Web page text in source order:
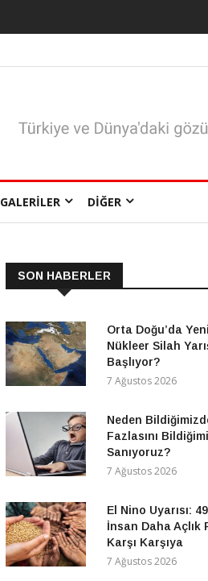
GALERILER DIĞER
SON HABERLER
Orta Doğu’da
Nükleer Silah
Başlıyor?
7 Ağustos 2026
Neden
Fazlasını
Sanıyoruz?
7 Ağustos 2026
El Nino Uyarısı:
İnsan Daha Açlık
Karşı Karşıya
7 Ağustos 2026